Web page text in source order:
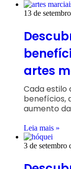
13 de
artes
Cada estilo
benefícios,
aumento
Leia mais »
3 de setembro